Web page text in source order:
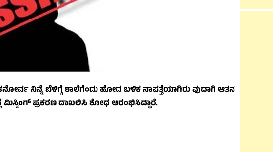
ನಿನ್ನೆ ಬೆಳಿಗ್ಗೆ ಶಾಲೆಗೆಂದು ಹೋದ ಬಳಿಕ ನಾಪತ್ತೆಯಾಗಿರು ವುದಾಗಿ ಆತನ
ಮಿಸ್ಸಿಂಗ್ ಪ್ರಕರಣ ದಾಖಲಿಸಿ ಶೋಧ ಆರಂಭಿಸಿದ್ದಾರೆ.